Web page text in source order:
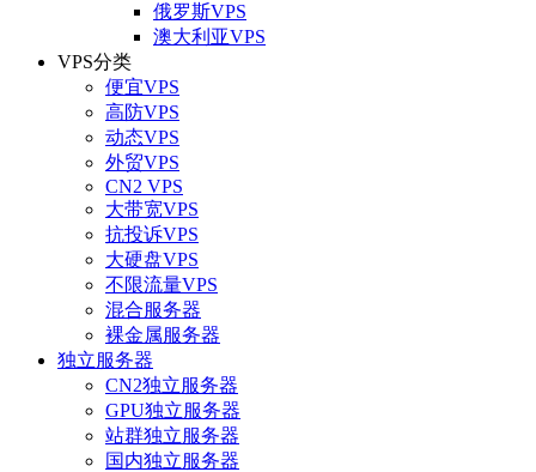
俄罗斯VPS
澳大利亚VPS
VPS分类
便宜VPS
高防VPS
动态VPS
外贸VPS
CN2 VPS
大带宽VPS
抗投诉VPS
大硬盘VPS
不限流量VPS
混合服务器
裸金属服务器
独立服务器
CN2独立服务器
GPU独立服务器
站群独立服务器
国内独立服务器